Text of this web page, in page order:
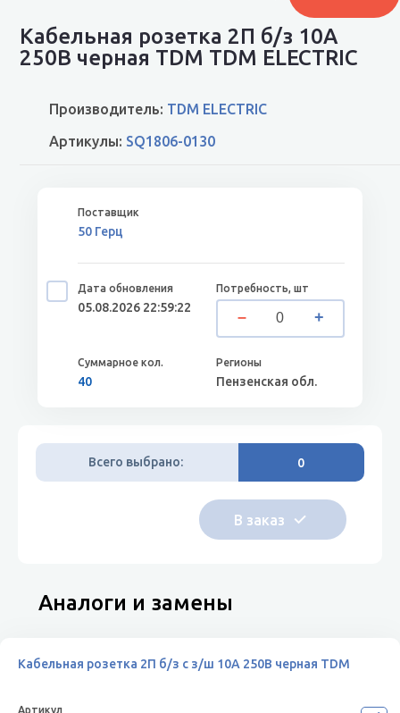
Кабельная розетка 2П б/з 10А
250B черная TDM TDM ELECTRIC
Производитель: TDM ELECTRIC
Артикулы: SQ1806-0130
50 Герц
05.08.2026 22:59:22
40 Пензенская обл.
Всего выбрано: 0
Аналоги и замены
Кабельная розетка 2П б/з с з/ш 10А 250B черная TDM